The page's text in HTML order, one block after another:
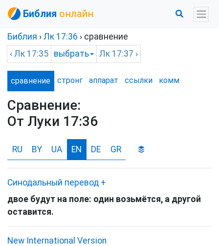
Библия онлайн
Библия › Лк 17:36 › сравнение
‹ Лк 17:35 выбрать Лк 17:37 ›
сравнение стронг аппарат ссылки комм
Сравнение:
От Луки 17:36
RU BY UA EN DE GR
Синодальный перевод +
двое будут на поле: один возьмётся, а другой
оставится.
New International Version